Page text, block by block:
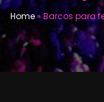
Home» Barcos para